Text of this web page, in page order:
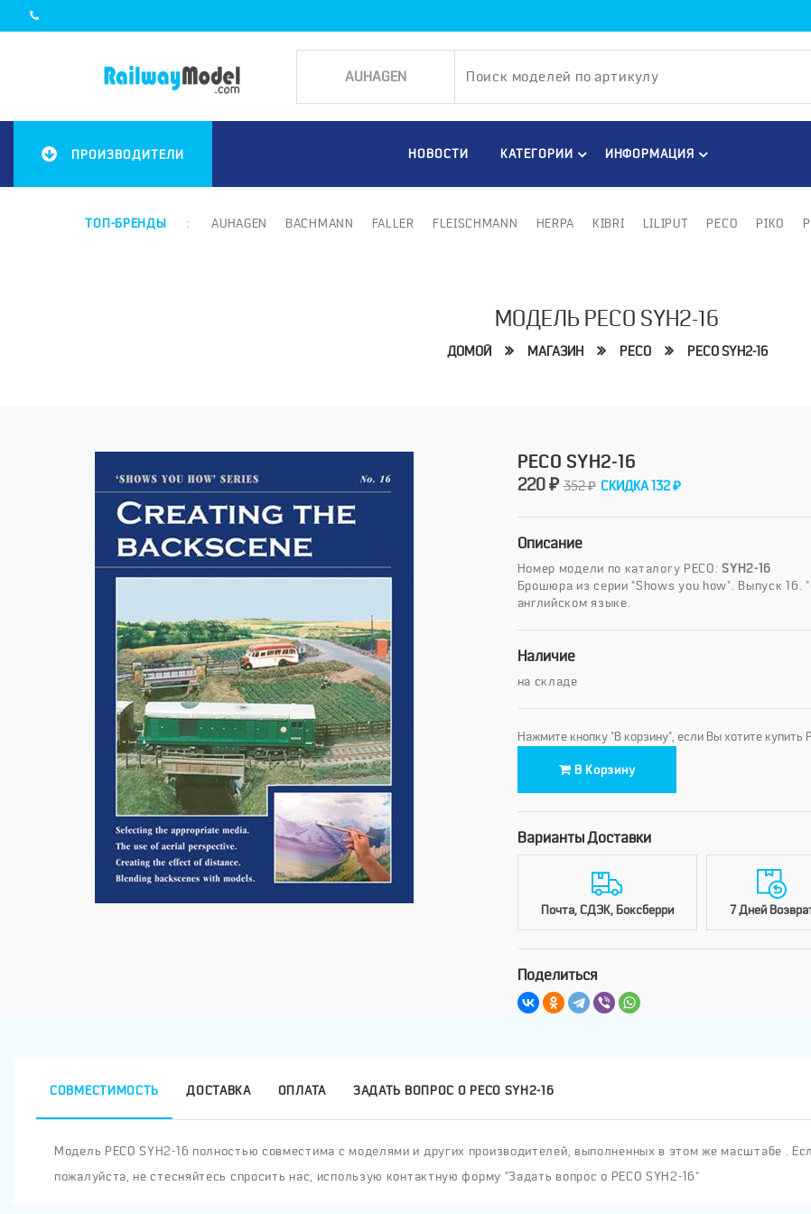
ПРОИЗВОДИТЕЛИ НОВОСТИ КАТЕГОРИИ ИНФОРМАЦИЯ
ТОП-БРЕНДЫ : AUHAGEN BACHMANN FALLER FLEISCHMANN HERPA KIBRI LILIPUT PECO PIKO
МОДЕЛЬ PECO SYH2-16
ДОМОЙ МАГАЗИН PECO PECO SYH2-16
PECO SYH2-16
220 ₽ 352 ₽ СКИДКА 132 ₽
Описание
Номер модели по каталогу PECO:SYH2-16
Брошюра из серии "Shows you how". Выпуск 16.
английском языке.
Наличие
на складе
Нажмите кнопку "В корзину", если Вы хотите купить
В Корзину
Варианты Доставки
Почта, СДЭК, Боксберри 7 Дней
Поделиться
СОВМЕСТИМОСТЬ ДОСТАВКА ОПЛАТА ЗАДАТЬ ВОПРОС О PECO SYH2-16
Модель PECO SYH2-16 полностью совместима с моделями и других производителей, выполненных в этом же масштабе .
пожалуйста, не стесняйтесь спросить нас, использую контактную форму "Задать вопрос о PECO SYH2-16"